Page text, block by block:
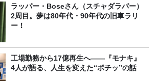
ラッパー・Boseさん（スチャダラパー）
2周目。夢は80年代・90年代の旧車ラリ
ー！
工場勤務から17億再生へ——『モナキ』
4人が語る、人生を変えた“ポチッ”の話